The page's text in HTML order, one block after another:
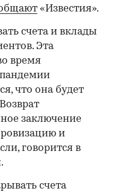
«Известия».
счета и вклады
Эта
время
что она будет
заключение
и
говорится в
счета